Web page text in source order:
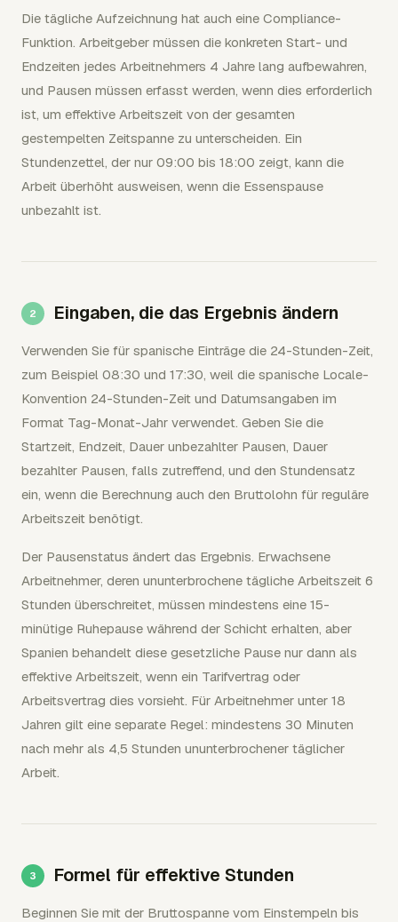
Die tägliche Aufzeichnung hat auch eine Compliance-
Funktion. Arbeitgeber müssen die konkreten Start- und
Endzeiten jedes Arbeitnehmers 4 Jahre lang aufbewahren,
und Pausen müssen erfasst werden, wenn dies erforderlich
ist, um effektive Arbeitszeit von der gesamten
gestempelten Zeitspanne zu unterscheiden. Ein
Stundenzettel, der nur 09:00 bis 18:00 zeigt, kann die
Arbeit überhöht ausweisen, wenn die Essenspause
unbezahlt ist.
Eingaben, die das Ergebnis ändern
Verwenden Sie für spanische Einträge die 24-Stunden-Zeit,
zum Beispiel 08:30 und 17:30, weil die spanische Locale-
Konvention 24-Stunden-Zeit und Datumsangaben im
Format Tag-Monat-Jahr verwendet. Geben Sie die
Startzeit, Endzeit, Dauer unbezahlter Pausen, Dauer
bezahlter Pausen, falls zutreffend, und den Stundensatz
ein, wenn die Berechnung auch den Bruttolohn für reguläre
Arbeitszeit benötigt.
Der Pausenstatus ändert das Ergebnis. Erwachsene
Arbeitnehmer, deren ununterbrochene tägliche Arbeitszeit 6
Stunden überschreitet, müssen mindestens eine 15-
minütige Ruhepause während der Schicht erhalten, aber
Spanien behandelt diese gesetzliche Pause nur dann als
effektive Arbeitszeit, wenn ein Tarifvertrag oder
Arbeitsvertrag dies vorsieht. Für Arbeitnehmer unter 18
Jahren gilt eine separate Regel: mindestens 30 Minuten
nach mehr als 4,5 Stunden ununterbrochener täglicher
Arbeit.
Formel für effektive Stunden
Beginnen Sie mit der Bruttospanne vom Einstempeln bis